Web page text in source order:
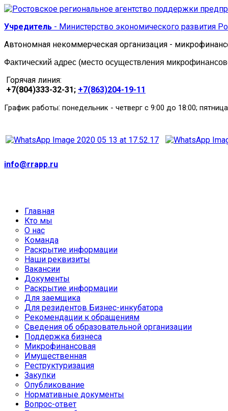
Учредитель - Министерство экономического развития
Автономная некоммерческая организация -
Фактический адрес (место осуществления
Горячая линия:
+7(804)333-32-31; +7(863)204-19-11
График работы: понедельник - четверг с 9:00 до 18:00;
info@rrapp.ru
Главная
Кто мы
О нас
Команда
Раскрытие информации
Наши реквизиты
Вакансии
Документы
Раскрытие информации
Для заемщика
Для резидентов Бизнес-инкубатора
Рекомендации к обращениям
Сведения об образовательной организации
Поддержка бизнеса
Микрофинансовая
Имущественная
Реструктуризация
Закупки
Опубликование
Нормативные документы
Вопрос-ответ